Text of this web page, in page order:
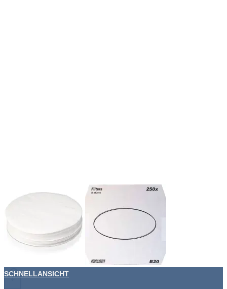
+
SCHNELLANSICHT